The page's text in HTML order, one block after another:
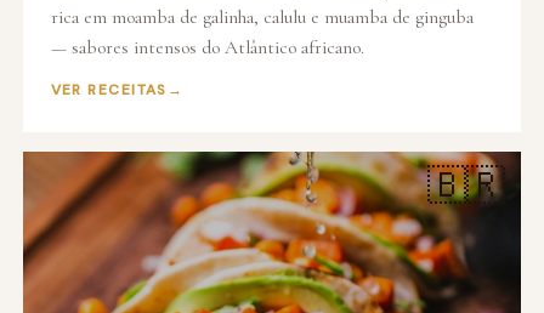
rica em moamba de galinha, calulu e muamba de ginguba
— sabores intensos do Atlântico africano.
VER RECEITAS
🇧🇷